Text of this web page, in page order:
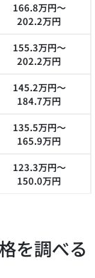
166.8万円～
202.2万円
155.3万円～
202.2万円
145.2万円～
184.7万円
135.5万円～
165.9万円
123.3万円～
150.0万円
を調べる